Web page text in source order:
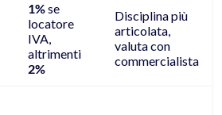
1%se
locatore
IVA,
altrimenti
2%
Disciplina più
articolata,
valuta con
commercialista